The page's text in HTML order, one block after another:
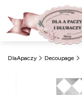
DlaApaczy Decoupage